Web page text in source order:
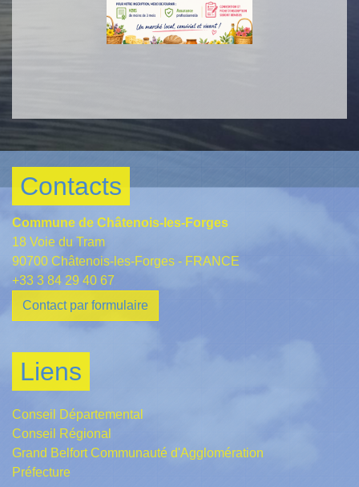
Contacts
Commune de Châtenois-les-Forges
18 Voie du Tram
90700 Châtenois-les-Forges - FRANCE
+33 3 84 29 40 67
Contact par formulaire
Liens
Conseil Départemental
Conseil Régional
Grand Belfort Communauté d'Agglomération
Préfecture